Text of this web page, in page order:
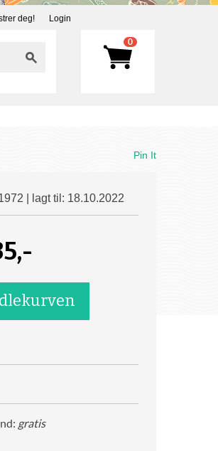
deg! Login
0
Pin It
| lagt til: 18.10.2022
gratis